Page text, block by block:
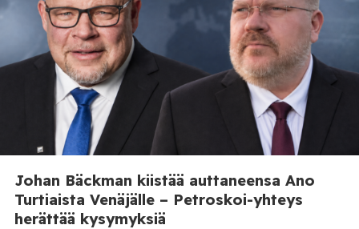
Johan Bäckman kiistää auttaneensa Ano
Turtiaista Venäjälle – Petroskoi-yhteys
herättää kysymyksiä